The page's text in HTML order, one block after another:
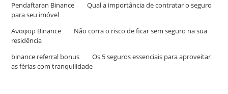
Pendaftaran Binance emQual a importância de contratar o seguro
para seu imóvel
Αναφορ Binance
Não corra o risco de ficar sem seguro na sua
residência
binance referral bonus emOs 5 seguros essenciais para aproveitar
as férias com tranquilidade